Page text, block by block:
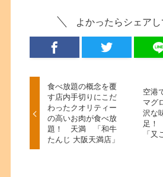
よかったらシェアし
食べ放題の概念を覆
す店内手切りにこだ
わったクオリティー
の高いお肉が食べ放
題！ 天満 「和牛
たんじ 大阪天満店」
空港
マグ
沢な
足
「又